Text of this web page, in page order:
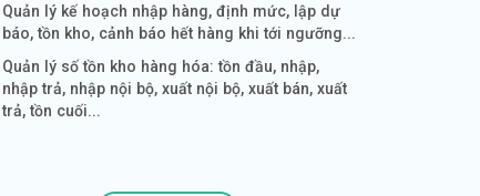
Quản lý kế hoạch nhập hàng, định mức, lập dự
báo, tồn kho, cảnh báo hết hàng khi tới ngưỡng...
Quản lý số tồn kho hàng hóa: tồn đầu, nhập,
nhập trả, nhập nội bộ, xuất nội bộ, xuất bán, xuất
trả, tồn cuối...